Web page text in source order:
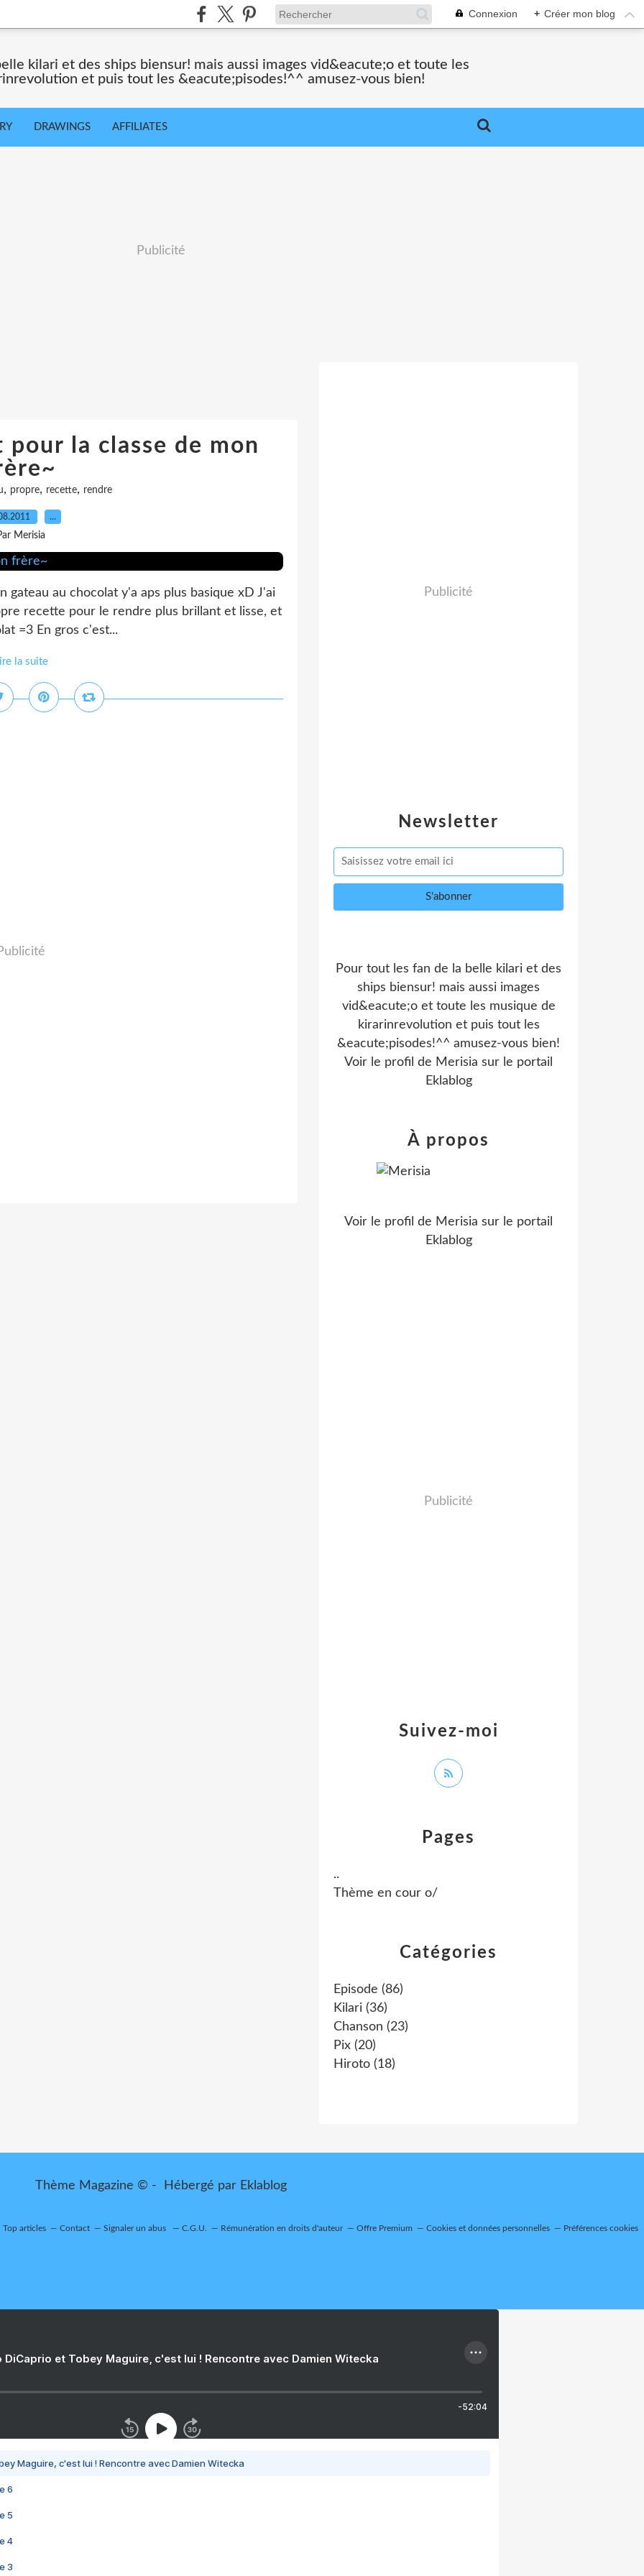
Connexion + Créer mon blog
kilari et des ships biensur! mais aussi images vid&eacute;o et toute les
et puis tout les &eacute;pisodes!^^ amusez-vous bien!
DRAWINGS AFFILIATES
Publicité
la classe de mon
, propre, recette, rendre
…
Merisia
gateau au chocolat y'a aps plus basique xD J'ai
recette pour le rendre plus brillant et lisse, et
=3 En gros c'est...
la suite
Newsletter
Publicité
Catégories
Episode (86)
Kilari (36)
Chanson (23)
Pix (20)
Hiroto (18)
Pages
..
Thème en cour o/
Pour tout les fan de la belle kilari et des
ships biensur! mais aussi images
vid&eacute;o et toute les musique de
kirarinrevolution et puis tout les
&eacute;pisodes!^^ amusez-vous bien!
Voir le profil de Merisia sur le portail
Eklablog
Suivez-moi
À propos
Voir le profil de Merisia sur le portail
Eklablog
Publicité
Thème Magazine © - Hébergé par Eklablog
Top articles Contact Signaler un abus C.G.U. Rémunération en droits d'auteur Offre Premium Cookies et données personnelles Préférences cookies
DiCaprio et Tobey Maguire, c'est lui ! Rencontre avec Damien Witecka
-52:04
Maguire, c'est lui ! Rencontre avec Damien Witecka
6
5
4
3